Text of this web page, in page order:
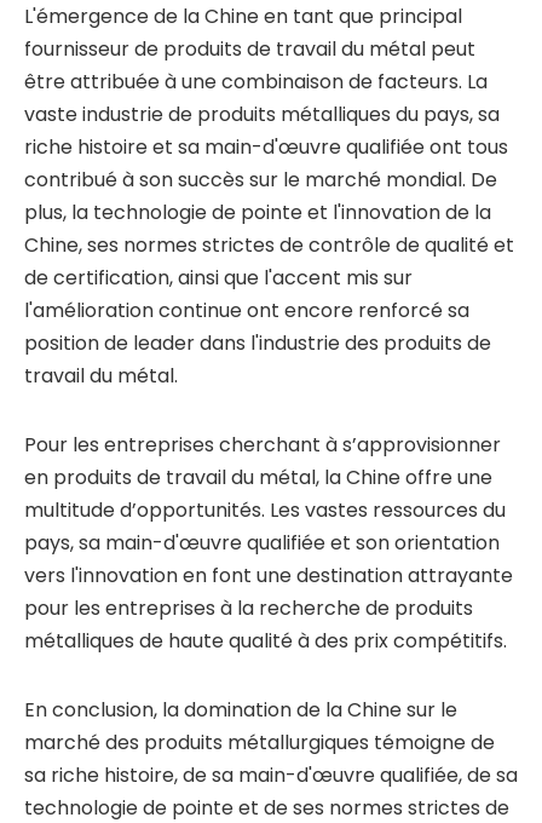
L'émergence de la Chine en tant que principal
fournisseur de produits de travail du métal peut
être attribuée à une combinaison de facteurs. La
vaste industrie de produits métalliques du pays, sa
riche histoire et sa main-d'œuvre qualifiée ont tous
contribué à son succès sur le marché mondial. De
plus, la technologie de pointe et l'innovation de la
Chine, ses normes strictes de contrôle de qualité et
de certification, ainsi que l'accent mis sur
l'amélioration continue ont encore renforcé sa
position de leader dans l'industrie des produits de
travail du métal.
Pour les entreprises cherchant à s’approvisionner
en produits de travail du métal, la Chine offre une
multitude d’opportunités. Les vastes ressources du
pays, sa main-d'œuvre qualifiée et son orientation
vers l'innovation en font une destination attrayante
pour les entreprises à la recherche de produits
métalliques de haute qualité à des prix compétitifs.
En conclusion, la domination de la Chine sur le
marché des produits métallurgiques témoigne de
sa riche histoire, de sa main-d'œuvre qualifiée, de sa
technologie de pointe et de ses normes strictes de